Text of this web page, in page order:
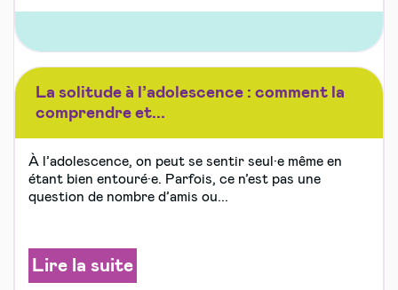
La solitude à l’adolescence : comment la
comprendre et...
À l’adolescence, on peut se sentir seul·e même en
étant bien entouré·e. Parfois, ce n’est pas une
question de nombre d’amis ou...
Lire la suite